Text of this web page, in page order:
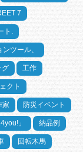
7
ト.
ツール、
グ 工作
クト
家 防災イベント
」 納品例
回転木馬